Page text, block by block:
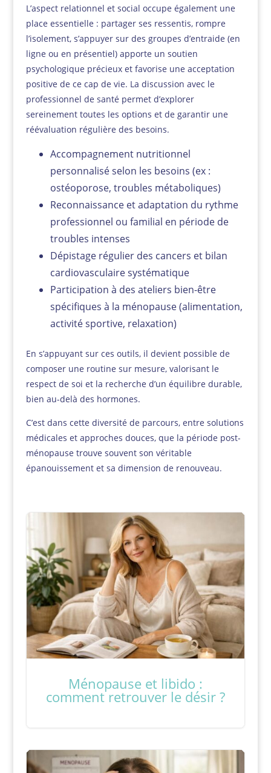
L’aspect relationnel et social occupe également une
place essentielle : partager ses ressentis, rompre
l’isolement, s’appuyer sur des groupes d’entraide (en
ligne ou en présentiel) apporte un soutien
psychologique précieux et favorise une acceptation
positive de ce cap de vie. La discussion avec le
professionnel de santé permet d’explorer
sereinement toutes les options et de garantir une
réévaluation régulière des besoins.
Accompagnement nutritionnel
personnalisé selon les besoins (ex :
ostéoporose, troubles métaboliques)
Reconnaissance et adaptation du rythme
professionnel ou familial en période de
troubles intenses
Dépistage régulier des cancers et bilan
cardiovasculaire systématique
Participation à des ateliers bien-être
spécifiques à la ménopause (alimentation,
activité sportive, relaxation)
En s’appuyant sur ces outils, il devient possible de
composer une routine sur mesure, valorisant le
respect de soi et la recherche d’un équilibre durable,
bien au-delà des hormones.
C’est dans cette diversité de parcours, entre solutions
médicales et approches douces, que la période post-
ménopause trouve souvent son véritable
épanouissement et sa dimension de renouveau.
Ménopause et libido :
comment retrouver le désir ?